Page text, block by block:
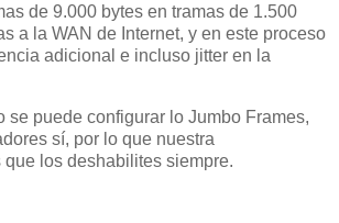
de 9.000 bytes en tramas de 1.500
a la WAN de Internet, y en este proceso
adicional e incluso jitter en la
se puede configurar lo Jumbo Frames,
sí, por lo que nuestra
los deshabilites siempre.